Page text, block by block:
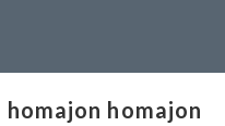
homajon